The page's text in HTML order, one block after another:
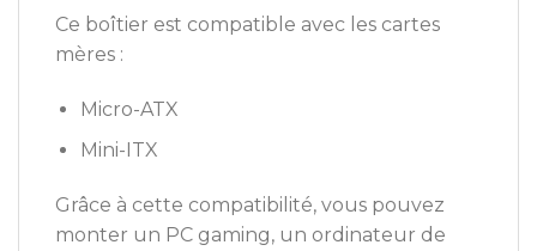
Ce boîtier est compatible avec les cartes
mères :
Micro-ATX
Mini-ITX
Grâce à cette compatibilité, vous pouvez
monter un PC gaming, un ordinateur de